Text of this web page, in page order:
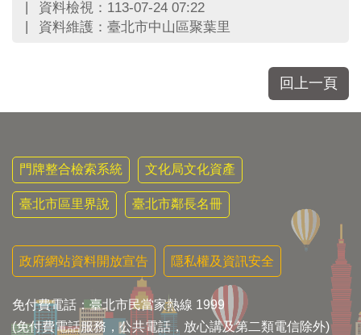
資料檢視：113-07-24 07:22
資料維護：臺北市中山區聚葉里
回上一頁
門牌整合檢索系統 文化局文化資產
臺北市區里界說 臺北市鄰長名冊
政府網站資料開放宣告 隱私權及資訊安全
免付費電話：臺北市民當家熱線 1999
(免付費電話服務，公共電話，放心講及第二類電信除外)